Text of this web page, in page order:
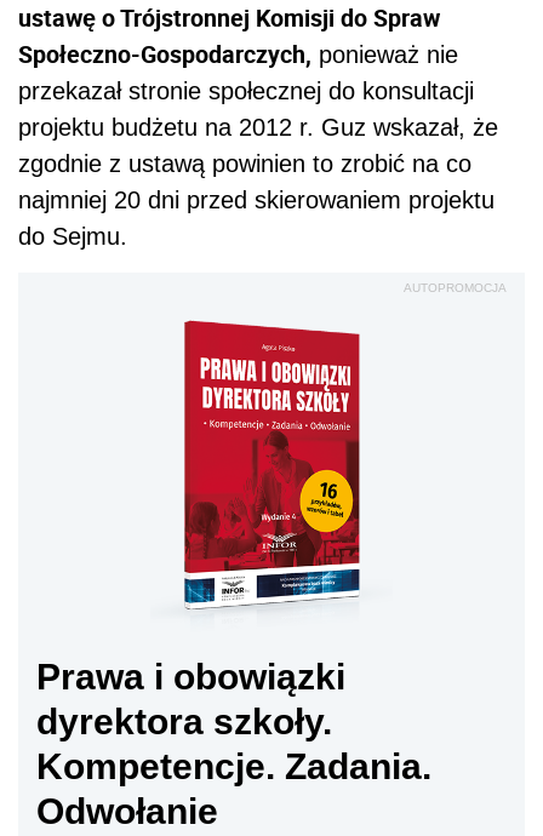
ustawę o Trójstronnej Komisji do Spraw
Społeczno-Gospodarczych, ponieważ nie
przekazał stronie społecznej do konsultacji
projektu budżetu na 2012 r. Guz wskazał, że
zgodnie z ustawą powinien to zrobić na co
najmniej 20 dni przed skierowaniem projektu
do Sejmu.
AUTOPROMOCJA
Prawa i obowiązki
dyrektora szkoły.
Kompetencje. Zadania.
Odwołanie